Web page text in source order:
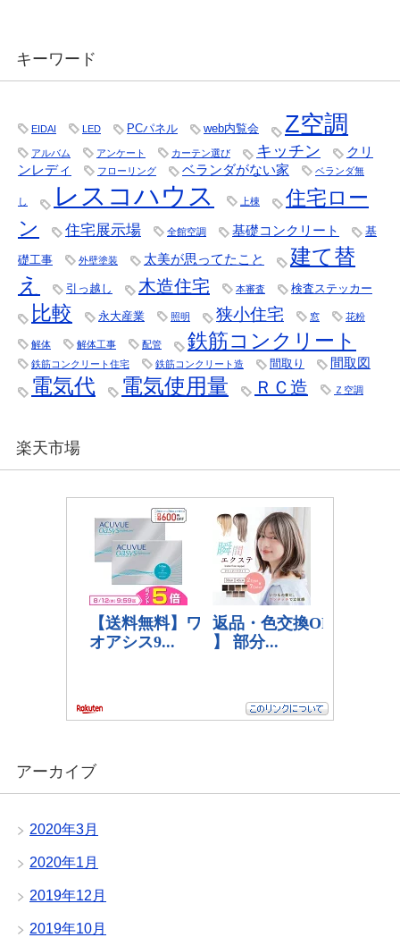
キーワード
EIDAI LED PCパネル web内覧会 Z空調
アルバム アンケート カーテン選び キッチン
クリ
ンレディ
フローリング ベランダがない家 ベランダ無
し レスコハウス 上棟
住宅ロー
ン
住宅展示場 全館空調 基礎コンクリート 基
礎工事 外壁塗装 太美が思ってたこと
建て替
え
引っ越し 木造住宅 本審査 検査ステッカー
比較 永大産業 照明 狭小住宅 窓 花粉
解体 解体工事 配管 鉄筋コンクリート
鉄筋コンクリート住宅 鉄筋コンクリート造 間取り 間取図
電気代 電気使用量 ＲＣ造 Ｚ空調
楽天市場
アーカイブ
2020年3月
2020年1月
2019年12月
2019年10月